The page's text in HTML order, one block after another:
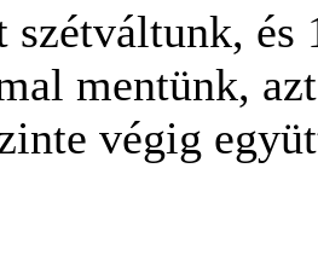
és
mentünk,
végig